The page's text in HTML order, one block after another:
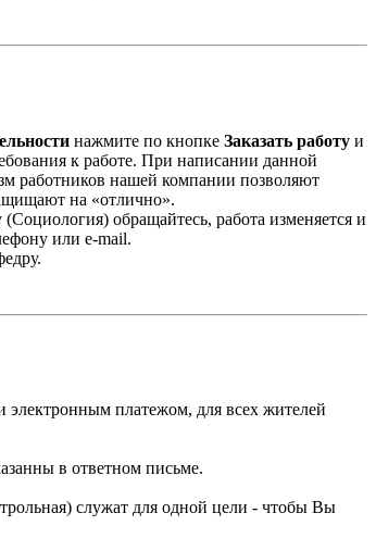
нажмите по кнопке Заказать работу и
к работе. При написании данной
работников нашей компании позволяют
на «отлично».
обращайтесь, работа изменяется и
или e-mail.
электронным платежом, для всех жителей
в ответном письме.
служат для одной цели - чтобы Вы